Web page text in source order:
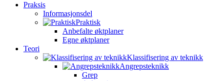
Praksis
Informasjonsdel
Praktisk
Anbefalte øktplaner
Egne øktplaner
Teori
Klassifisering av teknikk
Angrepsteknikk
Grep